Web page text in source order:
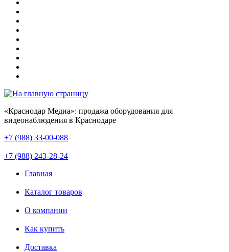
«Краснодар Медиа»: продажа оборудования для
видеонаблюдения в Краснодаре
+7 (988) 33-00-088
+7 (988) 243-28-24
Главная
Каталог товаров
О компании
Как купить
Доставка